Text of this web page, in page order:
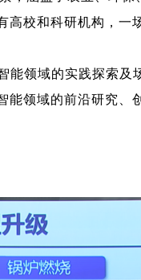
校和科研机构，一
领域的实践探索及
领域的前沿研究、